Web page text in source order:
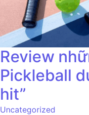
Review
Pickleball
hit”
Uncategorized